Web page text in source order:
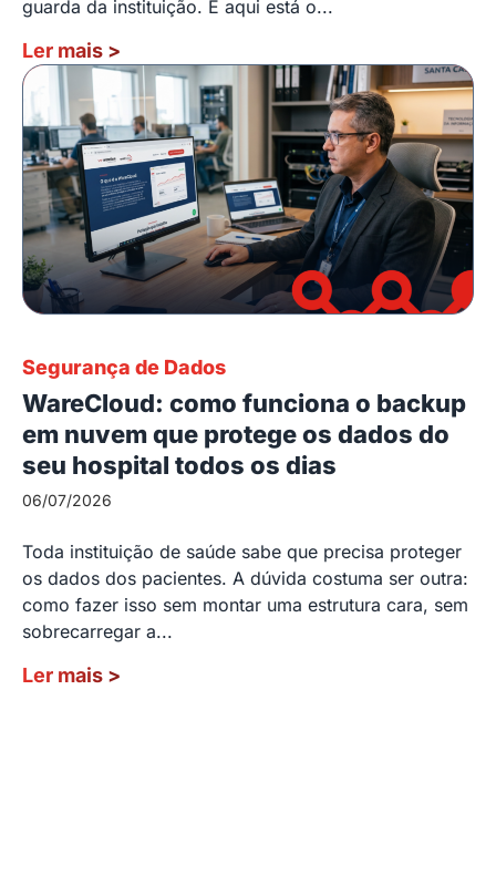
guarda da instituição. E aqui está o...
Ler mais >
Segurança de Dados
WareCloud: como funciona o backup
em nuvem que protege os dados do
seu hospital todos os dias
06/07/2026
Toda instituição de saúde sabe que precisa proteger
os dados dos pacientes. A dúvida costuma ser outra:
como fazer isso sem montar uma estrutura cara, sem
sobrecarregar a...
Ler mais >